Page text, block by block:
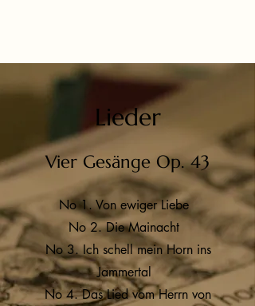
Lieder
Vier Gesänge Op. 43
No 1. Von ewiger Liebe
No 2. Die Mainacht
No 3. Ich schell mein Horn ins
Jammertal
No 4. Das Lied vom Herrn von